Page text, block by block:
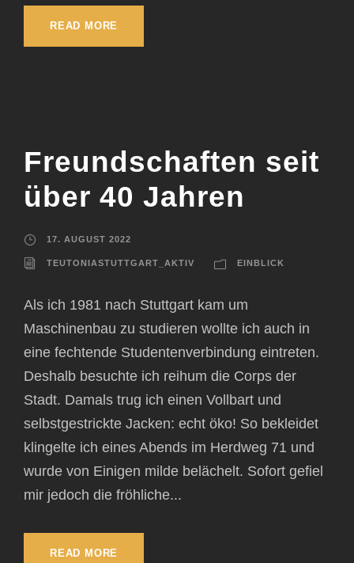
READ MORE
Freundschaften seit
über 40 Jahren
17. AUGUST 2022
TEUTONIASTUTTGART_AKTIV EINBLICK
Als ich 1981 nach Stuttgart kam um
Maschinenbau zu studieren wollte ich auch in
eine fechtende Studentenverbindung eintreten.
Deshalb besuchte ich reihum die Corps der
Stadt. Damals trug ich einen Vollbart und
selbstgestrickte Jacken: echt öko! So bekleidet
klingelte ich eines Abends im Herdweg 71 und
wurde von Einigen milde belächelt. Sofort gefiel
mir jedoch die fröhliche...
READ MORE